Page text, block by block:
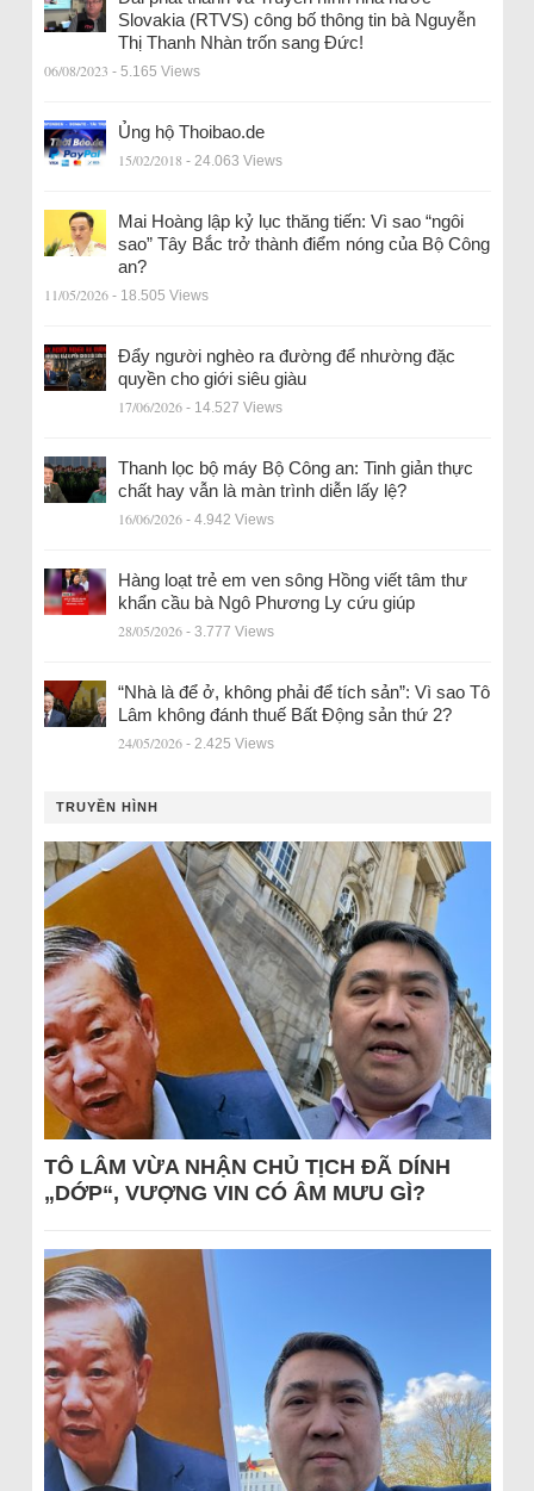
Slovakia (RTVS) công bố thông tin bà Nguyễn
Thị Thanh Nhàn trốn sang Đức!
06/08/2023 - 5.165 Views
Ủng hộ Thoibao.de
15/02/2018 - 24.063 Views
Mai Hoàng lập kỷ lục thăng tiến: Vì sao “ngôi
sao” Tây Bắc trở thành điểm nóng của Bộ Công
an?
11/05/2026 - 18.505 Views
Đẩy người nghèo ra đường để nhường đặc
quyền cho giới siêu giàu
17/06/2026 - 14.527 Views
Thanh lọc bộ máy Bộ Công an: Tinh giản thực
chất hay vẫn là màn trình diễn lấy lệ?
16/06/2026 - 4.942 Views
Hàng loạt trẻ em ven sông Hồng viết tâm thư
khẩn cầu bà Ngô Phương Ly cứu giúp
28/05/2026 - 3.777 Views
“Nhà là để ở, không phải để tích sản”: Vì sao Tô
Lâm không đánh thuế Bất Động sản thứ 2?
24/05/2026 - 2.425 Views
TRUYỀN HÌNH
TÔ LÂM VỪA NHẬN CHỦ TỊCH ĐÃ DÍNH
„DỚP“, VƯỢNG VIN CÓ ÂM MƯU GÌ?